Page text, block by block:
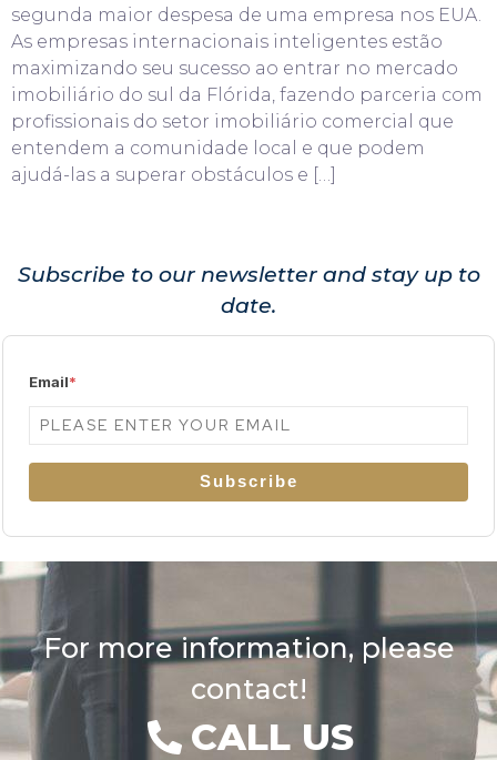
segunda maior despesa de uma empresa nos EUA.
As empresas internacionais inteligentes estão
maximizando seu sucesso ao entrar no mercado
imobiliário do sul da Flórida, fazendo parceria com
profissionais do setor imobiliário comercial que
entendem a comunidade local e que podem
ajudá-las a superar obstáculos e […]
Subscribe to our newsletter and stay up to
date.
Email*
Subscribe
For more information, please
contact!
CALL US